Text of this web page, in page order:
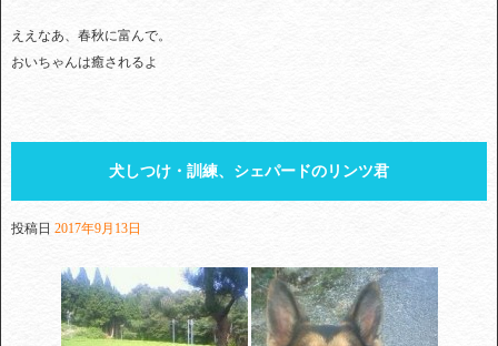
ええなあ、春秋に富んで。
おいちゃんは癒されるよ
犬しつけ・訓練、シェパードのリンツ君
投稿日 2017年9月13日